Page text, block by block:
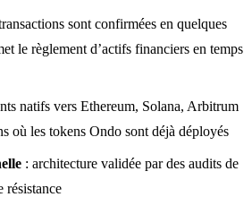
sont confirmées en quelques
le règlement d’actifs financiers en temps
natifs vers Ethereum, Solana, Arbitrum
où les tokens Ondo sont déjà déployés
: architecture validée par des audits de
résistance